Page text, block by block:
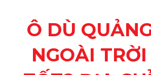
Ô DÙ
NGOÀI